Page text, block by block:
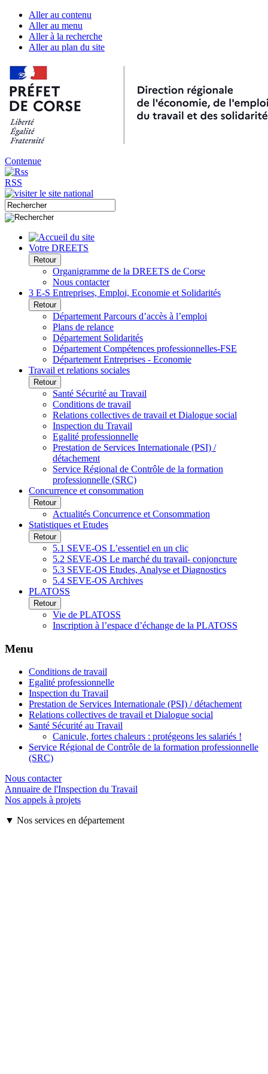
Aller au contenu
Aller au menu
Aller à la recherche
Aller au plan du site
Contenue
RSS
Votre DREETS
Retour
Organigramme de la DREETS de Corse
Nous contacter
3 E-S Entreprises, Emploi, Economie et Solidarités
Retour
Département Parcours d’accès à l’emploi
Plans de relance
Département Solidarités
Département Compétences professionnelles-FSE
Département Entreprises - Economie
Travail et relations sociales
Retour
Santé Sécurité au Travail
Conditions de travail
Relations collectives de travail et Dialogue social
Inspection du Travail
Egalité professionnelle
Prestation de Services Internationale (PSI) /
détachement
Service Régional de Contrôle de la formation
professionnelle (SRC)
Concurrence et consommation
Retour
Actualités Concurrence et Consommation
Statistiques et Etudes
Retour
5.1 SEVE-OS L’essentiel en un clic
5.2 SEVE-OS Le marché du travail- conjoncture
5.3 SEVE-OS Etudes, Analyse et Diagnostics
5.4 SEVE-OS Archives
PLATOSS
Retour
Vie de PLATOSS
Inscription à l’espace d’échange de la PLATOSS
Menu
Conditions de travail
Egalité professionnelle
Inspection du Travail
Prestation de Services Internationale (PSI) / détachement
Relations collectives de travail et Dialogue social
Santé Sécurité au Travail
Canicule, fortes chaleurs : protégeons les salariés !
Service Régional de Contrôle de la formation professionnelle
(SRC)
Nous contacter
Annuaire de l'Inspection du Travail
Nos appels à projets
▼ Nos services en département